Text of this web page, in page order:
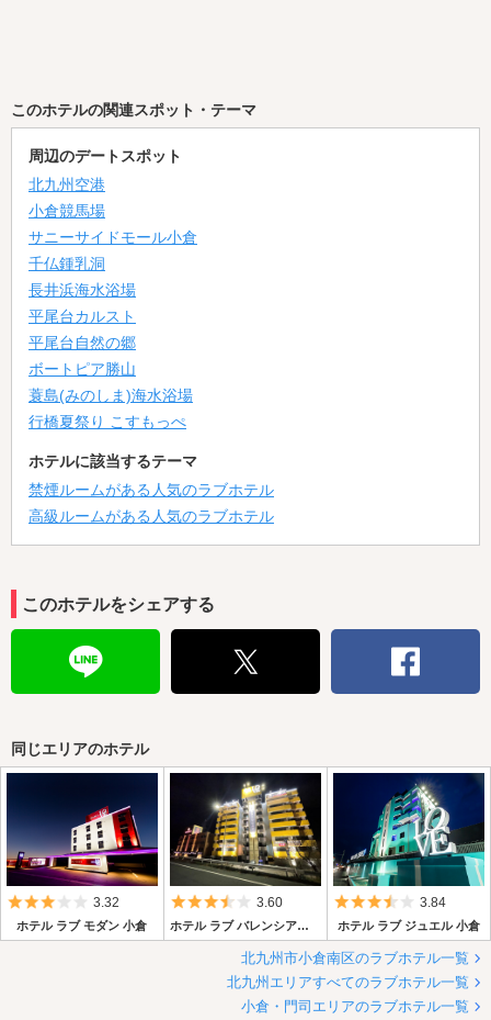
このホテルの関連スポット・テーマ
周辺のデートスポット
北九州空港
小倉競馬場
サニーサイドモール小倉
千仏鍾乳洞
長井浜海水浴場
平尾台カルスト
平尾台自然の郷
ボートピア勝山
蓑島(みのしま)海水浴場
行橋夏祭り こすもっぺ
ホテルに該当するテーマ
禁煙ルームがある人気のラブホテル
高級ルームがある人気のラブホテル
このホテルをシェアする
同じエリアのホテル
5つ星のうち3
3.32
ホテル ラブ モダン 小倉
5つ星のうち3.5
3.60
ホテル ラブ バレンシア＆ジャパン 小倉
5つ星のうち
3.84
ホテル ラブ ジュエル 小倉
北九州市小倉南区のラブホテル一覧
北九州エリアすべてのラブホテル一覧
小倉・門司エリアのラブホテル一覧